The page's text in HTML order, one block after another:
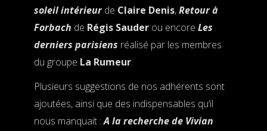
soleil intérieurde Claire Denis,Retour à
Forbach de Régis Sauderou encore Les
derniers parisiens réalisé par les membres
du groupe La Rumeur.
Plusieurs suggestions de nos adhérents sont
ajoutées, ainsi que des indispensables qu’il
nous manquait :A la recherche de Vivian